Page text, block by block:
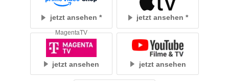
jetzt ansehen jetzt ansehen
jetzt ansehen
MagentaTV
jetzt ansehen